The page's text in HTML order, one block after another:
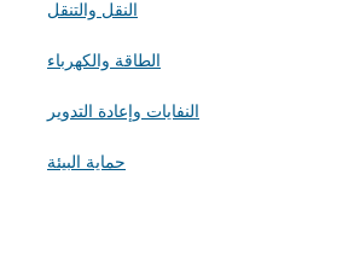
النقل والتنقل
الطاقة والكهرباء
النفايات وإعادة التدوير
حماية البيئة